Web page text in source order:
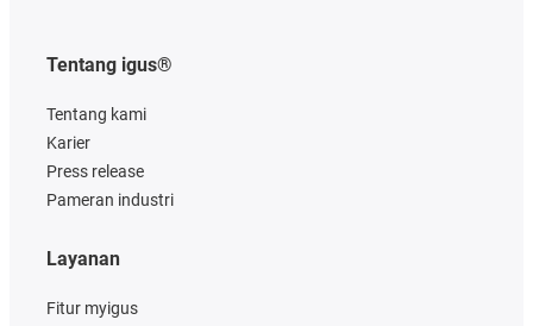
Tentang igus®
Tentang kami
Karier
Press release
Pameran industri
Layanan
Fitur myigus